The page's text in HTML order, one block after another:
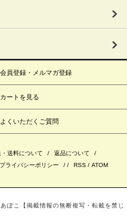
会員登録・メルマガ登録
カートを見る
よくいただくご質問
・送料について / 返品について
/
プライバシーポリシー / / RSS/ ATOM
ぽこ【掲載情報の無断複写・転載を禁じ